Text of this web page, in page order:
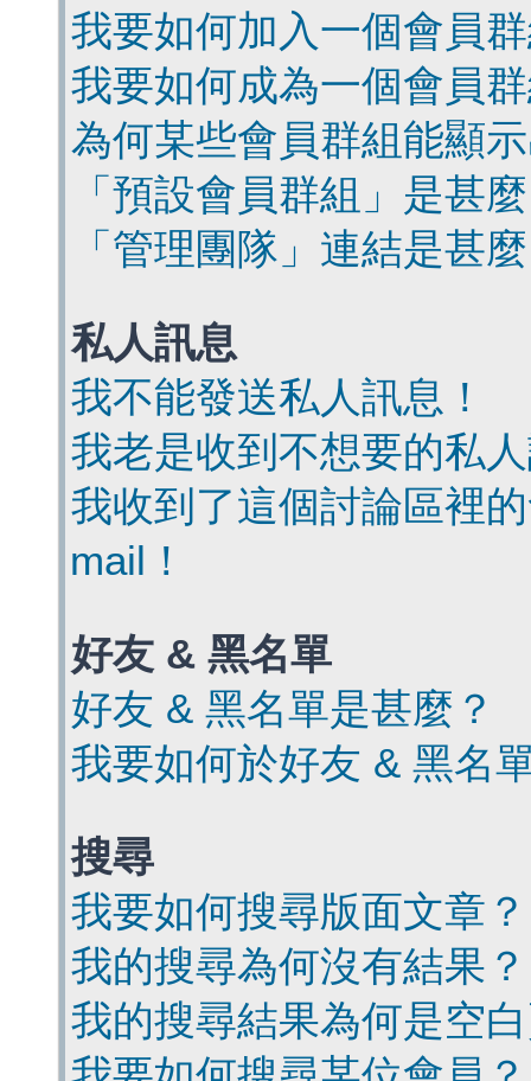
我要如何加入一個會員
我要如何成為一個會員
為何某些會員群組能顯
「預設會員群組」是甚
「管理團隊」連結是甚
私人訊息
我不能發送私人訊息！
我老是收到不想要的私
我收到了這個討論區裡
mail！
好友 & 黑名單
好友 & 黑名單是甚麼？
我要如何於好友 & 黑名
搜尋
我要如何搜尋版面文章？
我的搜尋為何沒有結果？
我的搜尋結果為何是空